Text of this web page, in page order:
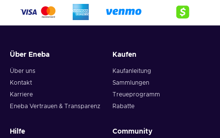
Über Eneba
Über uns
Kontakt
Karriere
Eneba Vertrauen & Transparenz
Kaufen
Kaufanleitung
Sammlungen
Treueprogramm
Rabatte
Hilfe Community